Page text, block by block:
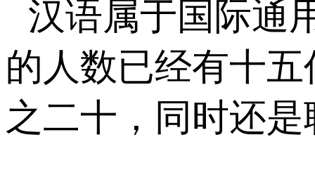
汉语属于国际通
的人数已经有十
之二十，同时还